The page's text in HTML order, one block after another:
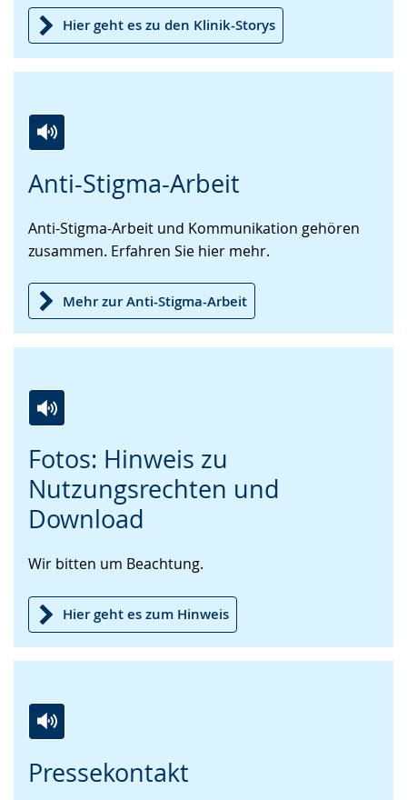
Hier geht es zu den Klinik-Storys
Anti-Stigma-Arbeit
Leichten
wechseln.
Audio-
Video
Deutscher
Gebärdensprache
angezeigt.
Anti-Stigma-Arbeit und Kommunikation gehören
zusammen. Erfahren Sie hier mehr.
Mehr zur Anti-Stigma-Arbeit
Fotos: Hinweis zu
Nutzungsrechten und
Download
Leichten
Sprache
wechseln.
Audio-
Unterstützung.
Video
in
Deutscher
Gebärdensprache
angezeigt.
Wir bitten um Beachtung.
Hier geht es zum Hinweis
Pressekontakt
Leichten
Audio-
Video